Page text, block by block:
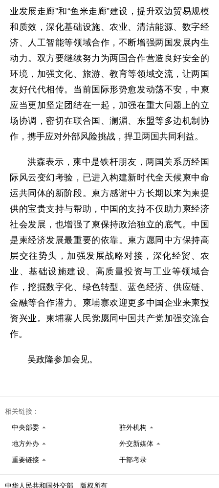
业发展走廊”和“鱼米走廊”建设，提升双边贸易规模
和质效，深化基础设施、农业、清洁能源、数字经
济、人工智能等领域合作，不断增强两国发展内生
动力。双方要继续努力为两国合作营造良好安全的
环境，加强文化、旅游、教育等领域交流，让两国
友好代代相传。当前国际形势愈发动荡不安，中柬
应当更加坚定团结在一起，加强在重大问题上的立
场协调，密切在联合国、澜湄、东盟等多边机制协
作，携手应对外部风险挑战，捍卫两国共同利益。
洪森表示，柬中是铁杆朋友，两国关系历经国
际风云变幻考验，已进入构建新时代全天候柬中命
运共同体的新阶段。柬方感谢中方长期以来为柬提
供的宝贵支持与帮助，中国的支持不仅助力柬经济
社会发展，也增强了柬保持政治独立的底气。中国
是柬经济发展最重要的依靠。柬方愿同中方保持高
层交往势头，加强发展战略对接，深化经贸、农
业、基础设施建设、高质量投资与工业等领域合
作，挖掘数字化、绿色转型、蓝色经济、供应链、
金融等合作潜力。柬埔寨欢迎更多中国企业来柬投
资兴业。柬埔寨人民党愿同中国共产党加强交流合
作。
吴政隆参加会见。
相关链接：
中央部委 驻外机构
地方外办 外交新媒体
重要链接 干部考录
中华人民共和国外交部 版权所有